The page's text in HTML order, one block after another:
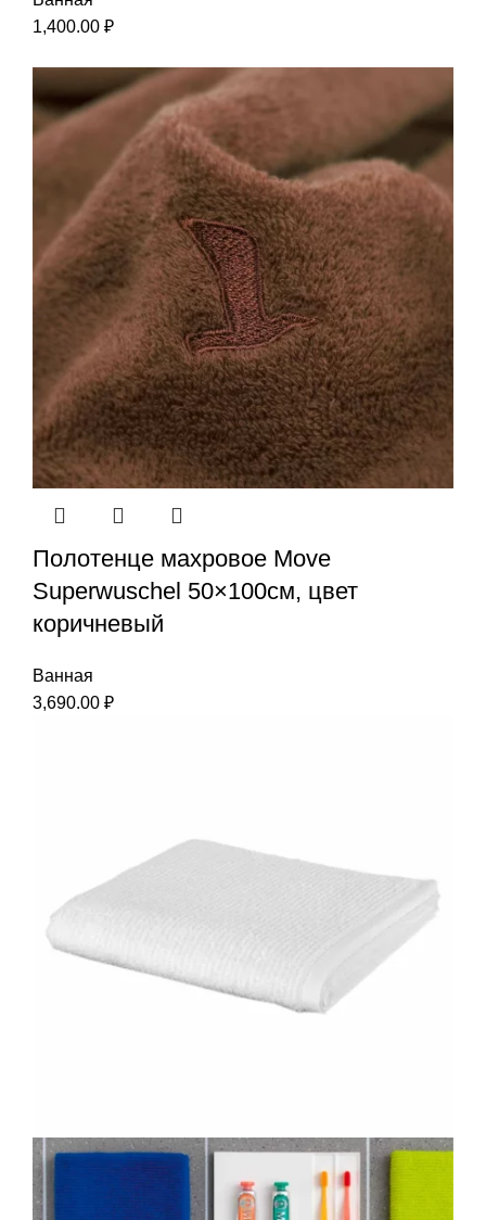
1,400.00 ₽
Полотенце махровое Move
Superwuschel 50×100см, цвет
коричневый
Ванная
3,690.00 ₽